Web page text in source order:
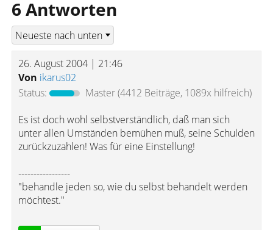
6 Antworten
26. August 2004 | 21:46
Von ikarus02
Status:
Master(4412 Beiträge, 1089x hilfreich)
Es ist doch wohl selbstverständlich, daß man sich
unter allen Umständen bemühen muß, seine Schulden
zurückzuzahlen! Was für eine Einstellung!
-----------------
"behandle jeden so, wie du selbst behandelt werden
möchtest."